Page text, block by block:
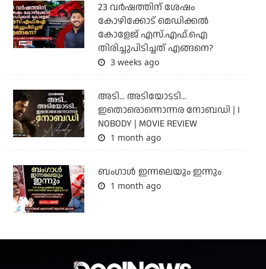
23 വർഷത്തിന് ശേഷം
കോഴിക്കോട് മെഡിക്കൽ
കോളേജ് എസ്.എഫ്.ഐ
തിരിച്ചുപിടിച്ചത് എങ്ങനെ?
3 weeks ago
അടി... അടിയോടടി...
ഇതൊരൊന്നൊന്നര നോബഡി | I
NOBODY | MOVIE REVIEW
1 month ago
ബംഗാള്‍ ഇന്നലെയും ഇന്നും
1 month ago